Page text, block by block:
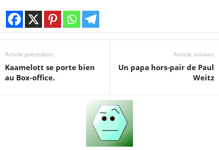
Article précédent
Kaamelott se porte bien
au Box-office.
Article suivant
Un papa hors-pair de Paul
Weitz